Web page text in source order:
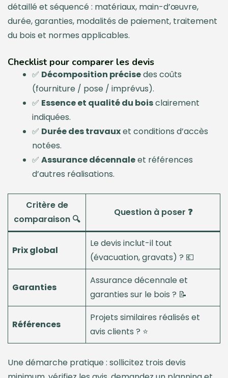
détaillé et séquencé : matériaux, main-d’œuvre,
durée, garanties, modalités de paiement, traitement
du bois et normes applicables.
Checklist pour comparer les devis
✅ Décomposition précisedes coûts
(fourniture / pose / imprévus).
✅ Essence et qualité du boisclairement
indiquées.
✅ Durée des travauxet conditions d’accès
notées.
✅ Assurance décennaleet références
d’autres réalisations.
Critère de
comparaison 🔍
Question à poser ❓
Prix global
Le devis inclut-il tout
(évacuation, gravats) ? 💶
Garanties
Assurance décennale et
garanties sur le bois ? 📝
Références
Projets similaires réalisés et
avis clients ? ⭐
Une démarche pratique : sollicitez trois devis